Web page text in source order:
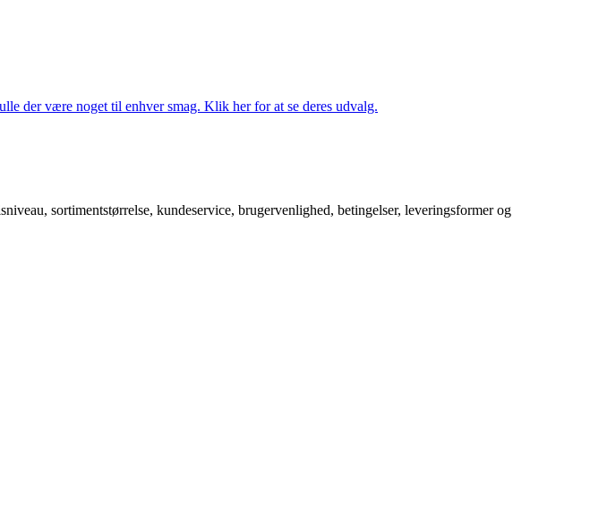
der være noget til enhver smag. Klik her for at se deres udvalg.
sortimentstørrelse, kundeservice, brugervenlighed, betingelser, leveringsformer og